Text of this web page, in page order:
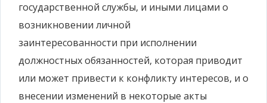
государственной службы, и иными лицами о
возникновении личной
заинтересованности при исполнении
должностных обязанностей, которая приводит
или может привести к конфликту интересов, и о
внесении изменений в некоторые акты